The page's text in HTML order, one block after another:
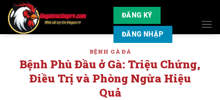
Skip
content
ĐĂNG KÝ
ĐĂNG NHẬP
BỆNH GÀ ĐÁ
Bệnh Phù Đầu ở Gà: Triệu Chứng,
Điều Trị và Phòng Ngừa Hiệu
Quả